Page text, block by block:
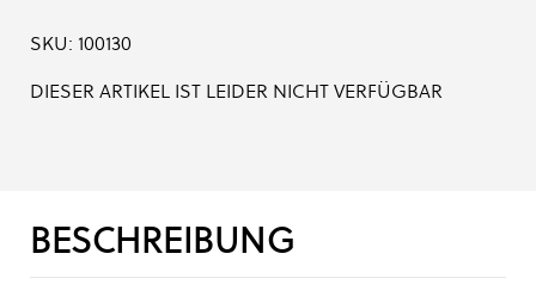
SKU: 100130
DIESER ARTIKEL IST LEIDER NICHT VERFÜGBAR
BESCHREIBUNG